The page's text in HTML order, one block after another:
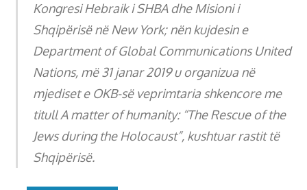
Kongresi Hebraik i SHBA dhe Misioni i
Shqipërisë në New York; nën kujdesin e
Department of Global Communications United
Nations, më 31 janar 2019 u organizua në
mjediset e OKB-së veprimtaria shkencore me
titull A matter of humanity: “The Rescue of the
Jews during the Holocaust”, kushtuar rastit të
Shqipërisë.